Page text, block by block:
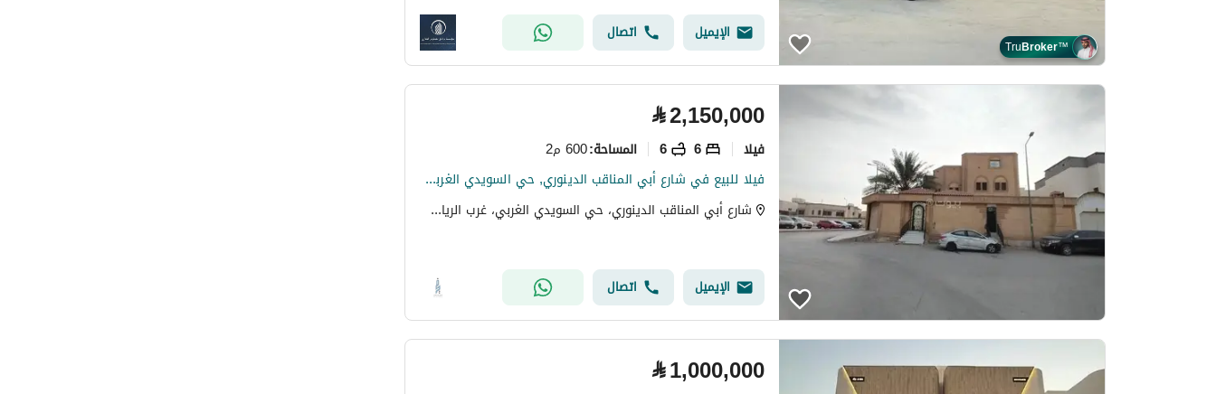
TruBroker™
الإيميل اتصال
⃁2,150,000
فیلا 6
6 المساحة:600 م2
فيلا للبيع في شارع أبي المناقب الدينوري, حي السويدي الغربي, مدينة الرياض,
شارع أبي المناقب الدينوري، حي السويدي الغربي، غرب الرياض، الرياض
الإيميل اتصال
⃁1,000,000